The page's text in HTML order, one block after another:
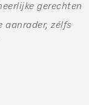
gerechten
aanrader, zélfs